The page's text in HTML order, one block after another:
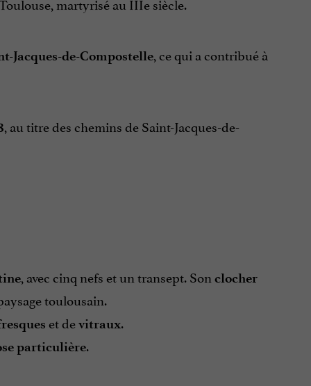
Jacques-de-Compostelle, ce qui a contribué à
, au titre des chemins de Saint-Jacques-de-
, avec cinq nefs et un transept. Son clocher
toulousain.
et devitraux.
particulière.